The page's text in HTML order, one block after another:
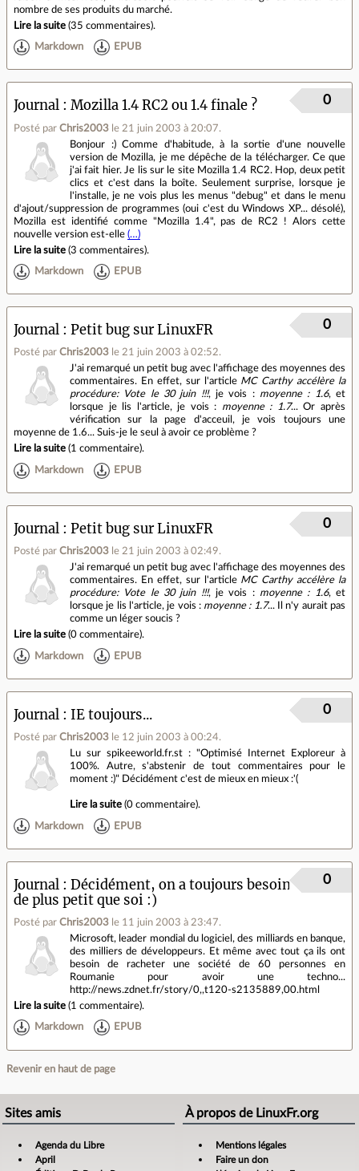
nombre de ses produits du marché.
Lire la suite (35 commentaires).
Markdown EPUB
Journal Mozilla 1.4 RC2 ou 1.4 finale ?
Posté par Chris2003 le 21 juin 2003 à 20:07.
0
Bonjour :) Comme d'habitude, à la sortie d'une nouvelle
version de Mozilla, je me dépêche de la télécharger. Ce que
j'ai fait hier. Je lis sur le site Mozilla 1.4 RC2. Hop, deux petit
clics et c'est dans la boîte. Seulement surprise, lorsque je
l'installe, je ne vois plus les menus "debug" et dans le menu
d'ajout/suppression de programmes (oui c'est du Windows XP... désolé),
Mozilla est identifié comme "Mozilla 1.4", pas de RC2 ! Alors cette
nouvelle version est-elle (…)
Lire la suite (3 commentaires).
Markdown EPUB
Journal Petit bug sur LinuxFR
Posté par Chris2003 le 21 juin 2003 à 02:52.
0
J'ai remarqué un petit bug avec l'affichage des moyennes des
commentaires. En effet, sur l'article MC Carthy accélère la
procédure: Vote le 30 juin !!!, je vois : moyenne : 1.6, et
lorsque je lis l'article, je vois : moyenne : 1.7... Or après
vérification sur la page d'acceuil, je vois toujours une
moyenne de 1.6... Suis-je le seul à avoir ce problème ?
Lire la suite (1 commentaire).
Markdown EPUB
Journal Petit bug sur LinuxFR
Posté par Chris2003 le 21 juin 2003 à 02:49.
0
J'ai remarqué un petit bug avec l'affichage des moyennes des
commentaires. En effet, sur l'article MC Carthy accélère la
procédure: Vote le 30 juin !!!, je vois : moyenne : 1.6, et
lorsque je lis l'article, je vois : moyenne : 1.7... Il n'y aurait pas
comme un léger soucis ?
Lire la suite (0 commentaire).
Markdown EPUB
Journal IE toujours...
Posté par Chris2003 le 12 juin 2003 à 00:24.
0
Lu sur spikeeworld.fr.st : "Optimisé Internet Exploreur à
100%. Autre, s'abstenir de tout commentaires pour le
moment :)" Décidément c'est de mieux en mieux :'(
Lire la suite (0 commentaire).
Markdown EPUB
Journal
Décidément, on a toujours besoin
de plus petit que soi :)
Posté par Chris2003 le 11 juin 2003 à 23:47.
0
Microsoft, leader mondial du logiciel, des milliards en banque,
des milliers de développeurs. Et même avec tout ça ils ont
besoin de racheter une société de 60 personnes en
Roumanie pour avoir une techno...
http://news.zdnet.fr/story/0,,t120-s2135889,00.html
Lire la suite (1 commentaire).
Markdown EPUB
Revenir en haut de page
Sites amis
Agenda du Libre
April
À propos de LinuxFr.org
Mentions légales
Faire un don